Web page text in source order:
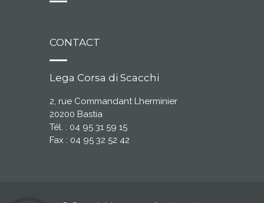
CONTACT
Lega Corsa di Scacchi
2, rue Commandant Lherminier
20200 Bastia
Tél. : 04 95 31 59 15
Fax : 04 95 32 52 42